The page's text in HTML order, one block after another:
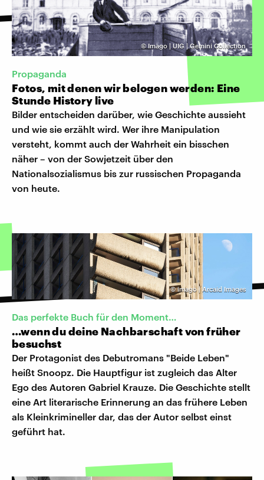
© Imago | UIG | Gemini Collection
Propaganda
Fotos, mit denen wir belogen werden: Eine
Stunde History live
Bilder entscheiden darüber, wie Geschichte aussieht
und wie sie erzählt wird. Wer ihre Manipulation
versteht, kommt auch der Wahrheit ein bisschen
näher – von der Sowjetzeit über den
Nationalsozialismus bis zur russischen Propaganda
von heute.
©imago | Arcaid Images
Das perfekte Buch für den Moment…
…wenn du deine Nachbarschaft von früher
besuchst
Der Protagonist des Debutromans "Beide Leben"
heißt Snoopz. Die Hauptfigur ist zugleich das Alter
Ego des Autoren Gabriel Krauze. Die Geschichte stellt
eine Art literarische Erinnerung an das frühere Leben
als Kleinkrimineller dar, das der Autor selbst einst
geführt hat.